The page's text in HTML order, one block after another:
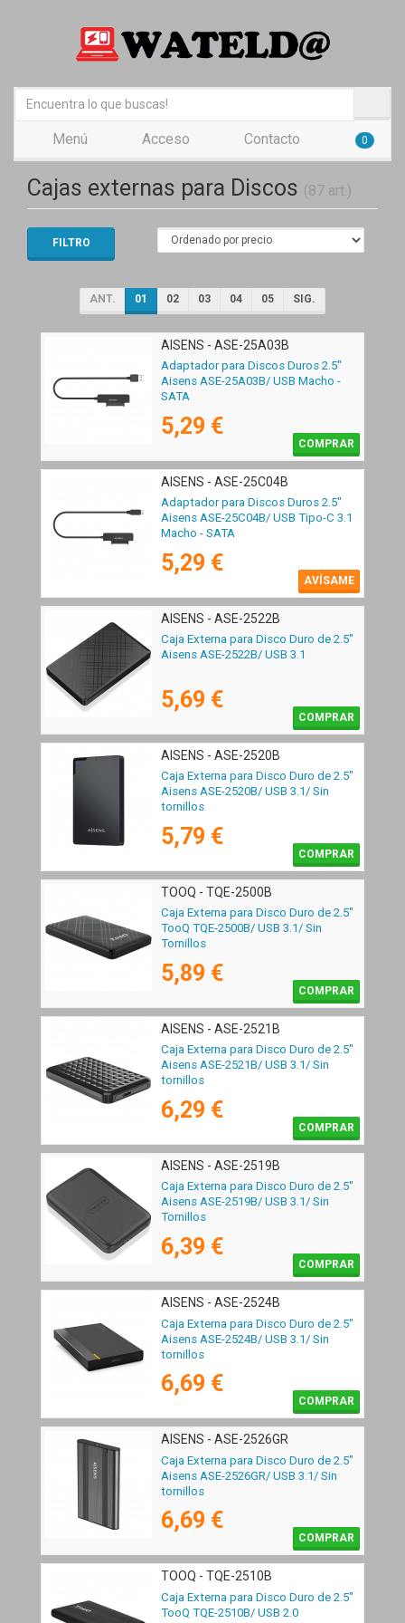
Menú Acceso Contacto 0
Cajas externas para Discos (87 art.)
FILTRO
ANT. 01 02 03 04 05 SIG.
AISENS - ASE-25A03B
Adaptador para Discos Duros 2.5"
Aisens ASE-25A03B/ USB Macho -
SATA
5,29 €
COMPRAR
AISENS - ASE-25C04B
Adaptador para Discos Duros 2.5"
Aisens ASE-25C04B/ USB Tipo-C 3.1
Macho - SATA
5,29 €
AVÍSAME
AISENS - ASE-2522B
Caja Externa para Disco Duro de 2.5"
Aisens ASE-2522B/ USB 3.1
5,69 €
COMPRAR
AISENS - ASE-2520B
Caja Externa para Disco Duro de 2.5"
Aisens ASE-2520B/ USB 3.1/ Sin
tornillos
5,79 €
COMPRAR
TOOQ - TQE-2500B
Caja Externa para Disco Duro de 2.5"
TooQ TQE-2500B/ USB 3.1/ Sin
Tornillos
5,89 €
COMPRAR
AISENS - ASE-2521B
Caja Externa para Disco Duro de 2.5"
Aisens ASE-2521B/ USB 3.1/ Sin
tornillos
6,29 €
COMPRAR
AISENS - ASE-2519B
Caja Externa para Disco Duro de 2.5"
Aisens ASE-2519B/ USB 3.1/ Sin
Tornillos
6,39 €
COMPRAR
AISENS - ASE-2524B
Caja Externa para Disco Duro de 2.5"
Aisens ASE-2524B/ USB 3.1/ Sin
tornillos
6,69 €
COMPRAR
AISENS - ASE-2526GR
Caja Externa para Disco Duro de 2.5"
Aisens ASE-2526GR/ USB 3.1/ Sin
tornillos
6,69 €
COMPRAR
TOOQ - TQE-2510B
Caja Externa para Disco Duro de 2.5"
TooQ TQE-2510B/ USB 2.0